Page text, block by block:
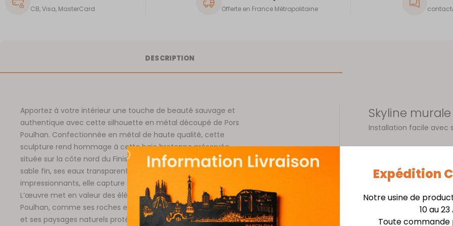
Expédition
Notre usine de
10 au
Toute commande
CB, Visa, MasterCard Offerte en France Métropolitaine
DESCRIPTION
Apportez à votre intérieur une touche de beauté sauvage et
authentique avec cette silhouette en métal découpé de Pors
Poulhan. Confectionnée en métal de haute qualité, cette
sculpture rend hommage à cette baie bretonne préservée,
située sur la côte nord du Finistère. Reconnue pour ses plages de
sable fin, ses eaux transparentes et ses paysages côtiers
impressionnants, elle capture l’essence même de ce lieu.
L’œuvre met en valeur des éléments caractéristiques de Pors
Poulhan, comme ses roches escarpées, sa mer d’un bleu intense
et ses paysages naturels protégés qui en font un véritable havre
Skyline
Installation facile avec
Dimensions : Larg. 68